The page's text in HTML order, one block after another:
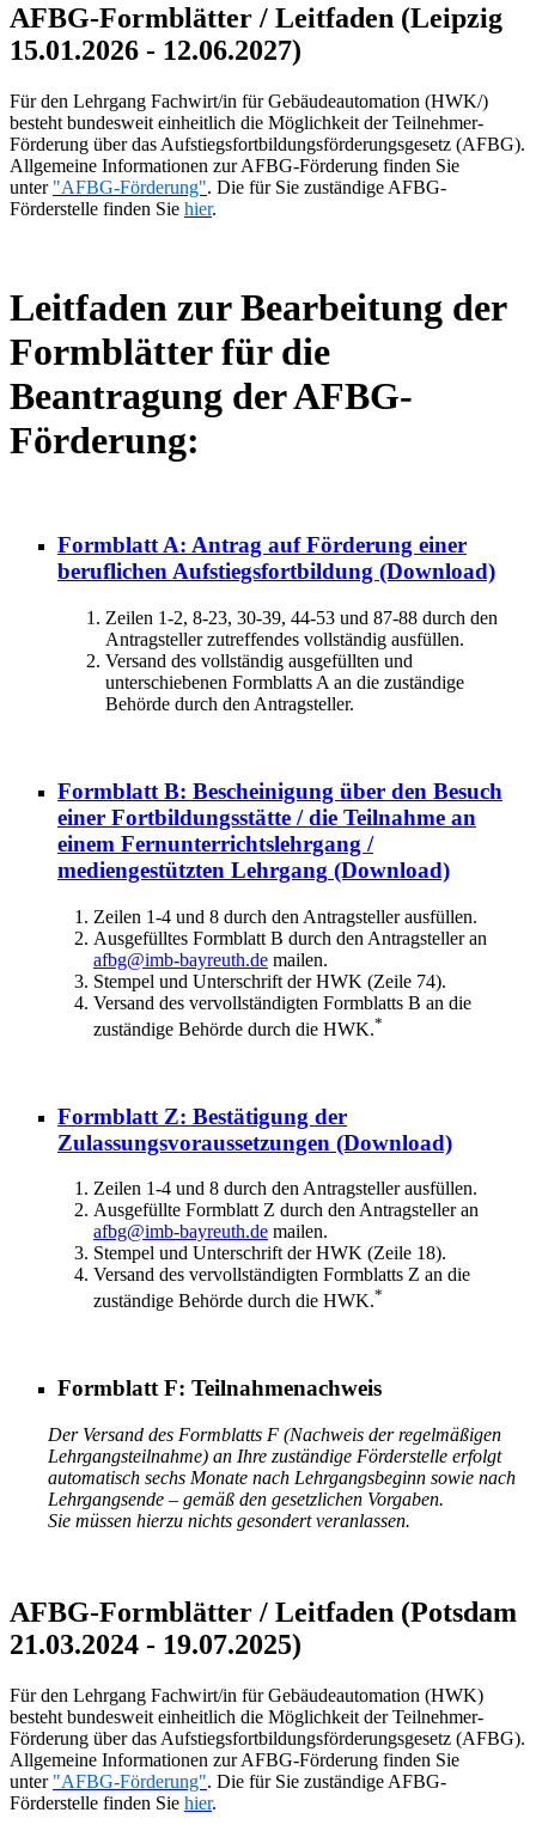
AFBG-Formblätter / Leitfaden (Leipzig
15.01.2026 - 12.06.2027)
Für den Lehrgang Fachwirt/in für Gebäudeautomation (HWK/)
besteht bundesweit einheitlich die Möglichkeit der Teilnehmer-
Förderung über das Aufstiegsfortbildungsförderungsgesetz (AFBG).
Allgemeine Informationen zur AFBG-Förderung finden Sie
unter "AFBG-Förderung". Die für Sie zuständige AFBG-
Förderstelle finden Sie hier.
Leitfaden zur Bearbeitung der
Formblätter für die
Beantragung der AFBG-
Förderung:
Formblatt A: Antrag auf Förderung einer
beruflichen Aufstiegsfortbildung (Download)
Zeilen 1-2, 8-23, 30-39, 44-53 und 87-88 durch den
Antragsteller zutreffendes vollständig ausfüllen.
Versand des vollständig ausgefüllten und
unterschiebenen Formblatts A an die zuständige
Behörde durch den Antragsteller.
Formblatt B: Bescheinigung über den Besuch
einer Fortbildungsstätte / die Teilnahme an
einem Fernunterrichtslehrgang /
mediengestützten Lehrgang (Download)
Zeilen 1-4 und 8 durch den Antragsteller ausfüllen.
Ausgefülltes Formblatt B durch den Antragsteller an
afbg@imb-bayreuth.de mailen.
Stempel und Unterschrift der HWK (Zeile 74).
Versand des vervollständigten Formblatts B an die
zuständige Behörde durch die HWK.*
Formblatt Z: Bestätigung der
Zulassungsvoraussetzungen (Download)
Zeilen 1-4 und 8 durch den Antragsteller ausfüllen.
Ausgefüllte Formblatt Z durch den Antragsteller an
afbg@imb-bayreuth.de mailen.
Stempel und Unterschrift der HWK (Zeile 18).
Versand des vervollständigten Formblatts Z an die
zuständige Behörde durch die HWK.*
Formblatt F: Teilnahmenachweis
Der Versand des Formblatts F (Nachweis der regelmäßigen
Lehrgangsteilnahme) an Ihre zuständige Förderstelle erfolgt
automatisch sechs Monate nach Lehrgangsbeginn sowie nach
Lehrgangsende – gemäß den gesetzlichen Vorgaben.
Sie müssen hierzu nichts gesondert veranlassen.
AFBG-Formblätter / Leitfaden (Potsdam
21.03.2024 - 19.07.2025)
Für den Lehrgang Fachwirt/in für Gebäudeautomation (HWK)
besteht bundesweit einheitlich die Möglichkeit der Teilnehmer-
Förderung über das Aufstiegsfortbildungsförderungsgesetz (AFBG).
Allgemeine Informationen zur AFBG-Förderung finden Sie
unter "AFBG-Förderung". Die für Sie zuständige AFBG-
Förderstelle finden Sie hier.